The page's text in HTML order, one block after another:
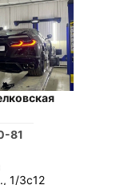
81
1/3с12